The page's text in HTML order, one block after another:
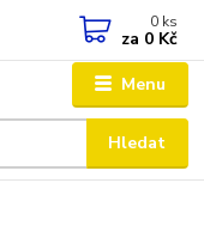
Menu
Hledat
0 ks
za 0 Kč